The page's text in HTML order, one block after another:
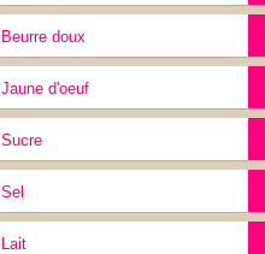
Beurre doux
jaune d'oeuf
Sucre
sel
lait